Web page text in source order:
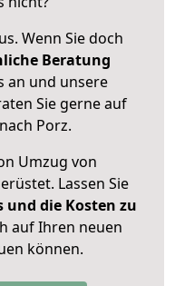
Wenn Sie doch
Beratung
an und unsere
Sie gerne auf
Porz.
Umzug von
Lassen Sie
und die Kosten zu
auf Ihren neuen
können.